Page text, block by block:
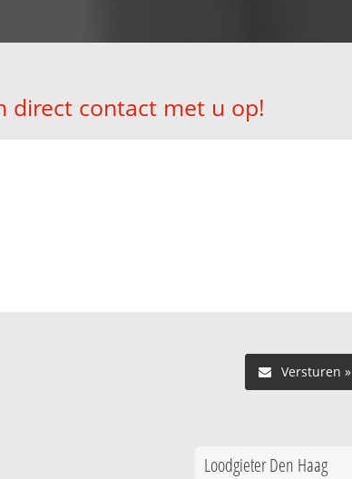
direct contact met u op!
Versturen »
Loodgieter Den Haag